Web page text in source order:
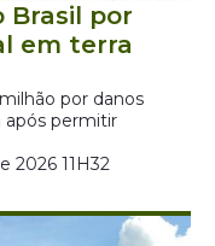
Brasil por
em terra
por danos
após permitir
2026 11H32